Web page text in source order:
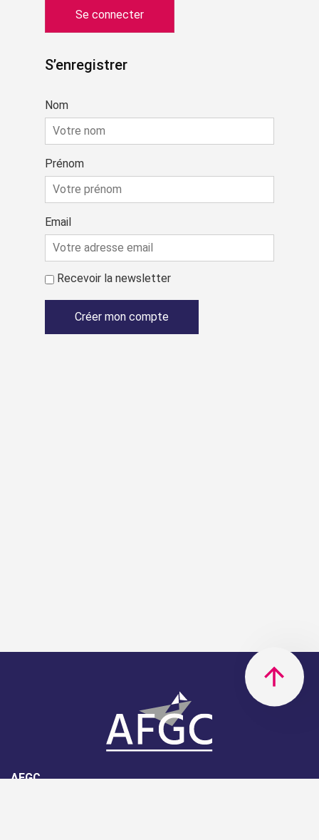
S’enregistrer
Nom
Prénom
Email
Recevoir la newsletter
AFGC